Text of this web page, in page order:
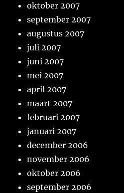
oktober 2007
september 2007
augustus 2007
juli 2007
juni 2007
mei 2007
april 2007
maart 2007
februari 2007
januari 2007
december 2006
november 2006
oktober 2006
september 2006